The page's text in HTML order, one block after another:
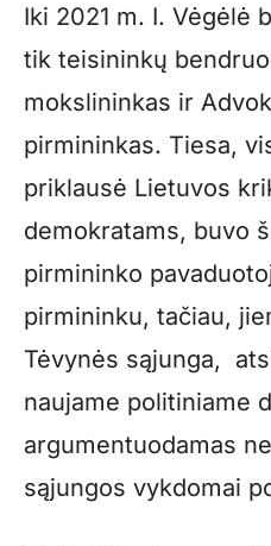
Iki 2021 m. I. Vėgėlė
tik teisininkų
mokslininkas ir
pirmininkas. Tiesa,
priklausė Lietuvos
demokratams, buvo
pirmininko
pirmininku, tačiau,
Tėvynės sąjunga,
naujame politiniame
argumentuodamas
sąjungos vykdomai